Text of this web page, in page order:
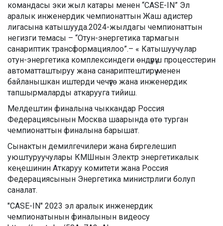
командасы эки жыл катары менен “CASE-IN” Эл
аралык инженердик чемпионаттын Жаш адистер
лигасына катышууда.2024-жылдагы чемпионаттын
негизги темасы – “Отун-энергетика тармагын
санариптик трансформациялоо”.– « Катышуучулар
отун-энергетика комплексиндеги өндүрүш процесстерин
автоматташтыруу жана санариптештирүү менен
байланышкан иштерди чечүүгө жана инженердик
тапшырмаларды аткарууга тийиш.
Мелдештин финалына чыккандар Россия
Федерациясынын Москва шаарында өтө турган
чемпионаттын финалына барышат.
Сынактын демилгечилери жана биргелешип
уюштуруучулары КМШнын Электр энергетикалык
кеңешинин Аткаруу комитети жана Россия
Федерациясынын Энергетика министрлиги болуп
саналат.
"CASE-IN" 2023 эл аралык инженердик
чемпионатынын финалынын видеосу